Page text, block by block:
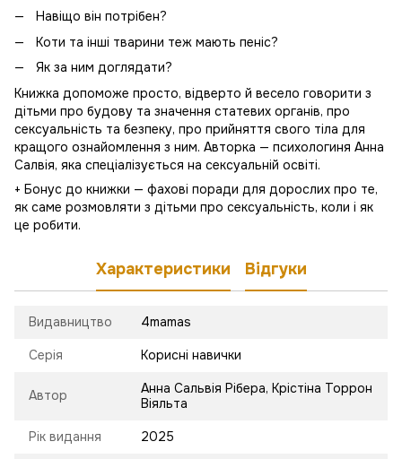
Навіщо він потрібен?
Коти та інші тварини теж мають пеніс?
Як за ним доглядати?
Книжка допоможе просто, відверто й весело говорити з
дітьми про будову та значення статевих органів, про
сексуальність та безпеку, про прийняття свого тіла для
кращого ознайомлення з ним. Авторка — психологиня Анна
Салвія, яка спеціалізується на сексуальній освіті.
+ Бонус до книжки — фахові поради для дорослих про те,
як саме розмовляти з дітьми про сексуальність, коли і як
це робити.
Характеристики Відгуки
Видавництво 4mamas
Серія Корисні навички
Автор
Анна Сальвія Рібера, Крістіна Торрон
Віяльта
Рік видання 2025